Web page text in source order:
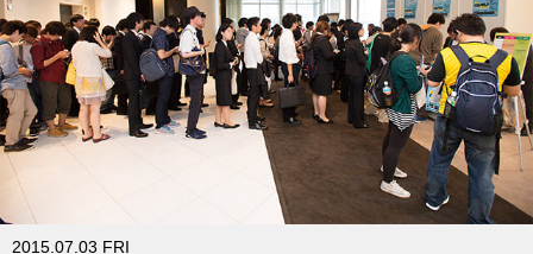
用語辞典
スタジオ
講座
クリエイターズID
2015.07.03 FRI